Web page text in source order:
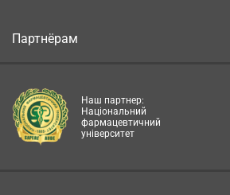
Партнёрам
Наш партнер:
Національний
фармацевтичний
університет